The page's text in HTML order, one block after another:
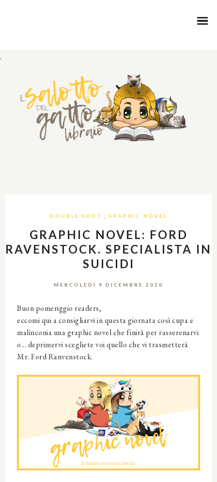
.
DOUBLE SHOT , GRAPHIC NOVEL
GRAPHIC NOVEL: FORD
RAVENSTOCK. SPECIALISTA IN
SUICIDI
MERCOLEDÌ 9 DICEMBRE 2020
Buon pomeriggio readers,
eccomi qui a consigliarvi in questa giornata così cupa e
malinconia una graphic novel che finirà per rasserenarvi
o... deprimervi scegliete voi quello che vi trasmetterà
Mr. Ford Ranvenstock.